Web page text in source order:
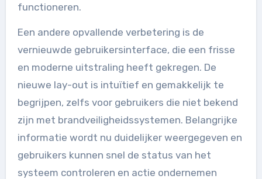
functioneren.
Een andere opvallende verbetering is de
vernieuwde gebruikersinterface, die een frisse
en moderne uitstraling heeft gekregen. De
nieuwe lay-out is intuïtief en gemakkelijk te
begrijpen, zelfs voor gebruikers die niet bekend
zijn met brandveiligheidssystemen. Belangrijke
informatie wordt nu duidelijker weergegeven en
gebruikers kunnen snel de status van het
systeem controleren en actie ondernemen